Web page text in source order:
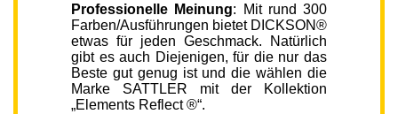
Professionelle Meinung: Mit rund 300
Farben/Ausführungen bietet DICKSON®
etwas für jeden Geschmack. Natürlich
gibt es auch Diejenigen, für die nur das
Beste gut genug ist und die wählen die
Marke SATTLER mit der Kollektion
„Elements Reflect ®“.